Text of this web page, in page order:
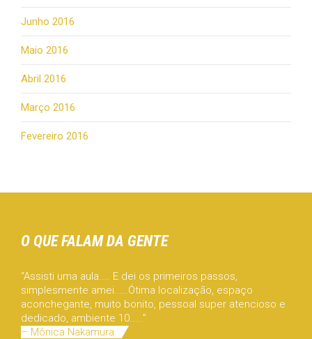
Junho 2016
Maio 2016
Abril 2016
Março 2016
Fevereiro 2016
O QUE FALAM DA GENTE
“Assisti uma aula.... E dei os primeiros passos,
simplesmente amei.....Ótima localização, espaço
aconchegante, muito bonito, pessoal super atencioso e
dedicado, ambiente 10.....”
– Mônica Nakamura